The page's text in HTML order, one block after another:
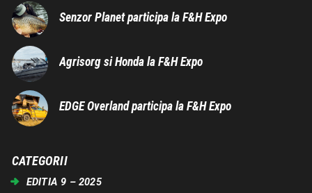
Senzor Planet participa la F&H Expo
Agrisorg si Honda la F&H Expo
EDGE Overland participa la F&H Expo
CATEGORII
EDITIA 9 – 2025